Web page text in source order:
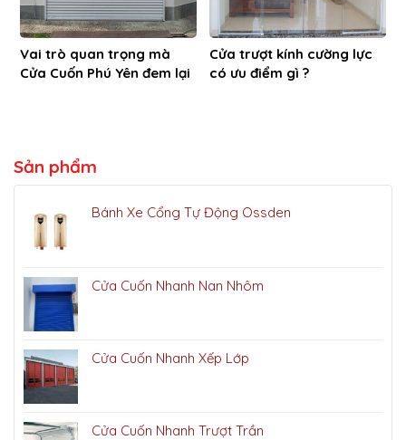
Vai trò quan trọng mà
Cửa Cuốn Phú Yên đem lại
Cửa trượt kính cường lực
có ưu điểm gì ?
Sản phẩm
Bánh Xe Cổng Tự Động Ossden
Cửa Cuốn Nhanh Nan Nhôm
Cửa Cuốn Nhanh Xếp Lớp
Cửa Cuốn Nhanh Trượt Trần